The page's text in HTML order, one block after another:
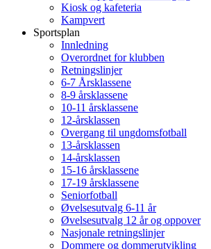
Kiosk og kafeteria
Kampvert
Sportsplan
Innledning
Overordnet for klubben
Retningslinjer
6-7 Årsklassene
8-9 årsklassene
10-11 årsklassene
12-årsklassen
Overgang til ungdomsfotball
13-årsklassen
14-årsklassen
15-16 årsklassene
17-19 årsklassene
Seniorfotball
Øvelsesutvalg 6-11 år
Øvelsesutvalg 12 år og oppover
Nasjonale retningslinjer
Dommere og dommerutvikling